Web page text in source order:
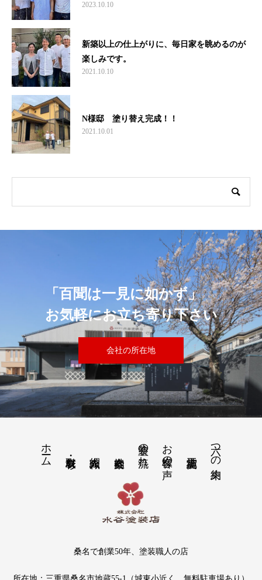
2023.10.10
新築以上の仕上がりに、毎日家を眺めるのが
楽しみです。
2021.10.10
N様邸 塗り替え完成！！
2021.10.01
「百聞は一見に如かず」
お気軽にお立ち寄り下さい
会社の所在地
六つの約束
お客様の声
塗装の流れ
ホーム
桑名で創業50年、塗装職人の店